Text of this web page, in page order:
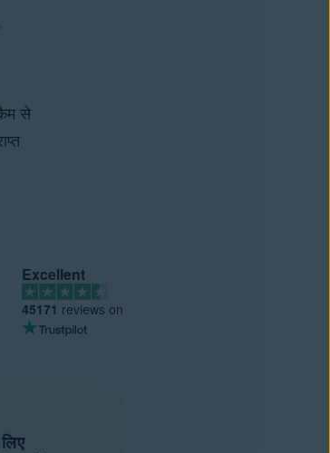
से
Excellent
45171 reviews on